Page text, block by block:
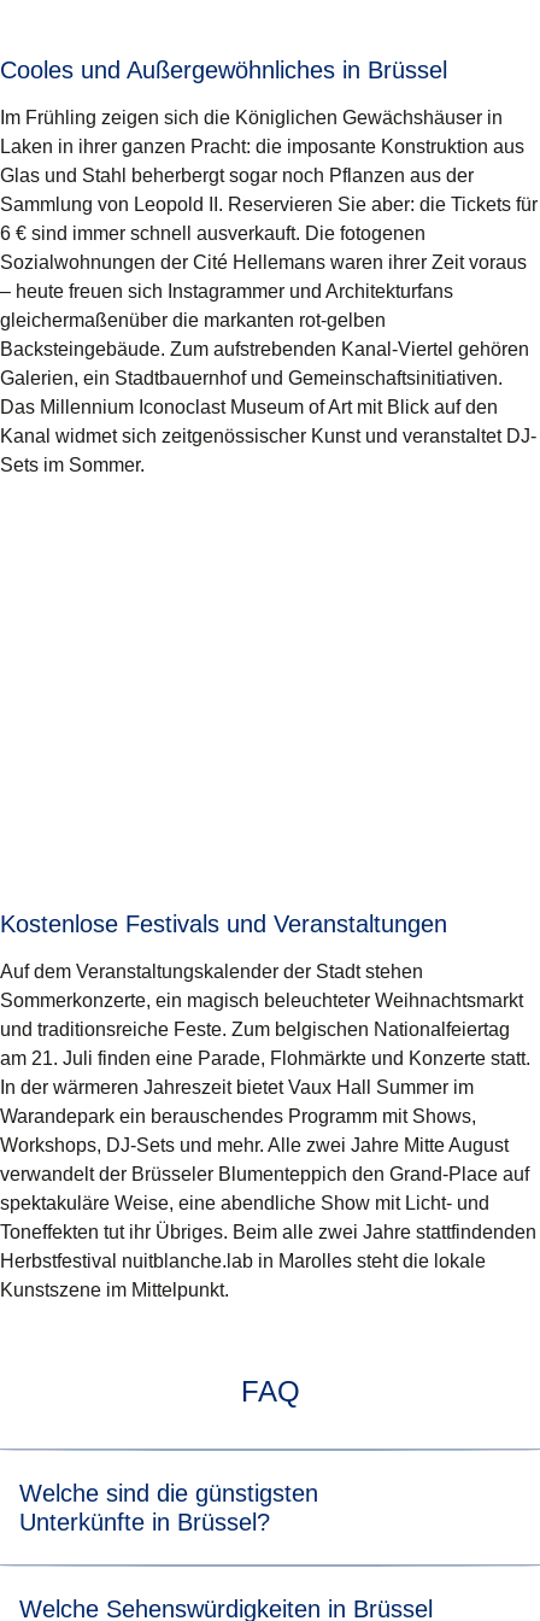
Cooles und Außergewöhnliches in Brüssel
Im Frühling zeigen sich die Königlichen Gewächshäuser in
Laken in ihrer ganzen Pracht: die imposante Konstruktion aus
Glas und Stahl beherbergt sogar noch Pflanzen aus der
Sammlung von Leopold II. Reservieren Sie aber: die Tickets für
6 € sind immer schnell ausverkauft. Die fotogenen
Sozialwohnungen der Cité Hellemans waren ihrer Zeit voraus
– heute freuen sich Instagrammer und Architekturfans
gleichermaßenüber die markanten rot-gelben
Backsteingebäude. Zum aufstrebenden Kanal-Viertel gehören
Galerien, ein Stadtbauernhof und Gemeinschaftsinitiativen.
Das Millennium Iconoclast Museum of Art mit Blick auf den
Kanal widmet sich zeitgenössischer Kunst und veranstaltet DJ-
Sets im Sommer.
Kostenlose Festivals und Veranstaltungen
Auf dem Veranstaltungskalender der Stadt stehen
Sommerkonzerte, ein magisch beleuchteter Weihnachtsmarkt
und traditionsreiche Feste. Zum belgischen Nationalfeiertag
am 21. Juli finden eine Parade, Flohmärkte und Konzerte statt.
In der wärmeren Jahreszeit bietet Vaux Hall Summer im
Warandepark ein berauschendes Programm mit Shows,
Workshops, DJ-Sets und mehr. Alle zwei Jahre Mitte August
verwandelt der Brüsseler Blumenteppich den Grand-Place auf
spektakuläre Weise, eine abendliche Show mit Licht- und
Toneffekten tut ihr Übriges. Beim alle zwei Jahre stattfindenden
Herbstfestival nuitblanche.lab in Marolles steht die lokale
Kunstszene im Mittelpunkt.
FAQ
Welche sind die günstigsten
Unterkünfte in Brüssel?
schneidet die Stadt im Vergleich zu anderen europäischen
Welche Sehenswürdigkeiten in Brüssel